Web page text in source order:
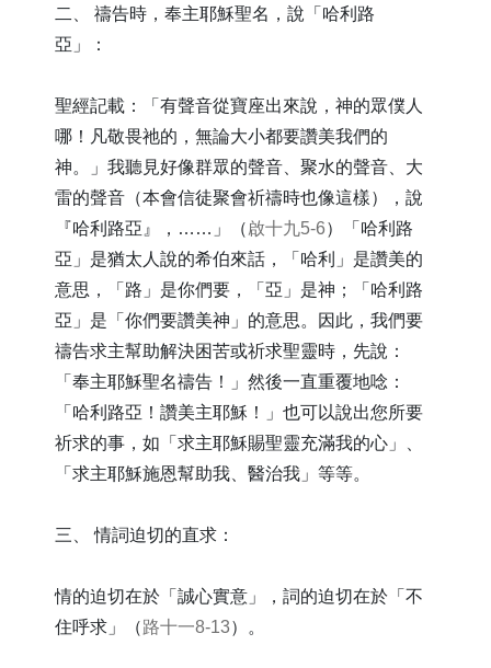
二、 禱告時，奉主耶穌聖名，說「哈利路
亞」：
聖經記載：「有聲音從寶座出來說，神的眾僕人
哪！凡敬畏祂的，無論大小都要讚美我們的
神。」我聽見好像群眾的聲音、聚水的聲音、大
雷的聲音（本會信徒聚會祈禱時也像這樣），說
『哈利路亞』，……」（啟十九5-6）「哈利路
亞」是猶太人說的希伯來話，「哈利」是讚美的
意思，「路」是你們要，「亞」是神；「哈利路
亞」是「你們要讚美神」的意思。因此，我們要
禱告求主幫助解決困苦或祈求聖靈時，先說：
「奉主耶穌聖名禱告！」然後一直重覆地唸：
「哈利路亞！讚美主耶穌！」也可以說出您所要
祈求的事，如「求主耶穌賜聖靈充滿我的心」、
「求主耶穌施恩幫助我、醫治我」等等。
三、 情詞迫切的直求：
情的迫切在於「誠心實意」，詞的迫切在於「不
住呼求」（路十一8-13）。